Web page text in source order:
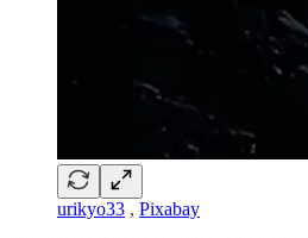
urikyo33 , Pixabay